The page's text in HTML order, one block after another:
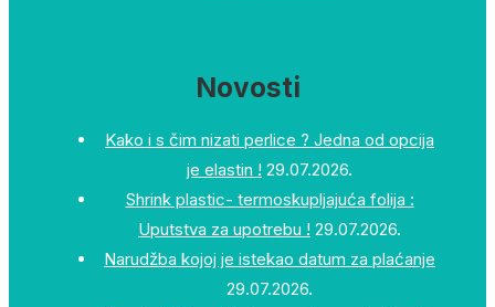
Novosti
Kako i s čim nizati perlice ? Jedna od opcija
je elastin ! 29.07.2026.
Shrink plastic- termoskupljajuća folija :
Uputstva za upotrebu ! 29.07.2026.
Narudžba kojoj je istekao datum za plaćanje
29.07.2026.